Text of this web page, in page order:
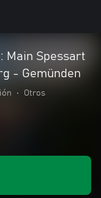
Main Spessart
- Gemünden
• Otros